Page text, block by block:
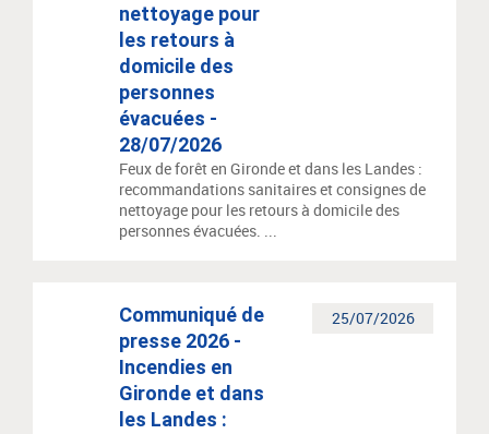
nettoyage pour
les retours à
domicile des
personnes
évacuées -
28/07/2026
Feux de forêt en Gironde et dans les Landes :
recommandations sanitaires et consignes de
nettoyage pour les retours à domicile des
personnes évacuées. ...
25/07/2026
Communiqué de
presse 2026 -
Incendies en
Gironde et dans
les Landes :